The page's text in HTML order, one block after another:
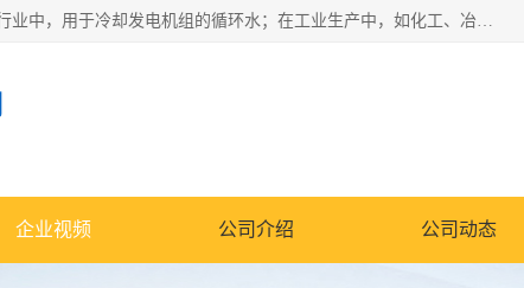
冷却塔广泛应用于工业、电力行业、空调系统等领域。在电力行业中，用于冷却发电机组的循环水；在工业生产中，如化工、冶金等行业，可降低生产过程中产生的热量；在空调系统中，为空调设备提供冷却水源
企业视频 公司介绍 公司动态